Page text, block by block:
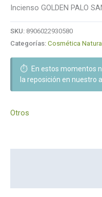
Incienso GOLDEN PALO
SKU: 8906022930580
Categorías: Cosmética
⏱️
En estos momentos
la reposición en nuestro
Otros